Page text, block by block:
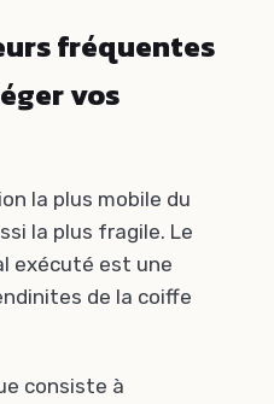
fréquentes
vos
la plus mobile du
la plus fragile. Le
exécuté est une
de la coiffe
consiste à